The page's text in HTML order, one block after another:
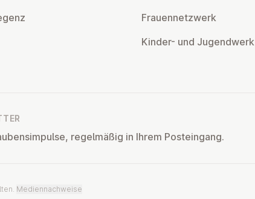
Frau­en­netz­werk
Kinder- und Ju­gend­werk
regelmäßig in Ihrem Posteingang.
Mediennachweise